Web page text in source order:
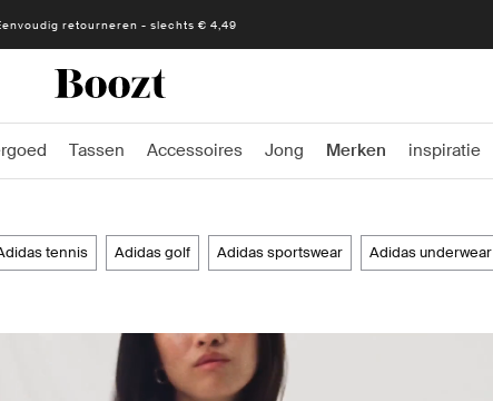
retourneren - slechts € 4,49
Tassen Accessoires Jong Merken inspiratie
adidas tennis adidas golf adidas sportswear adidas underwear